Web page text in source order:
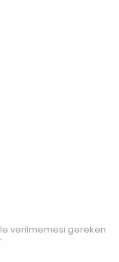
verilmemesi gereken